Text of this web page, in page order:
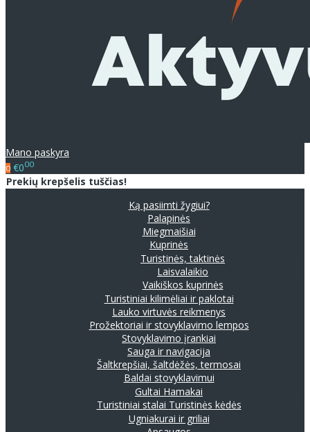
Mano paskyra
0 €000
Prekių krepšelis tuščias!
Ką pasiimti žygiui?
Palapinės
Miegmaišiai
Kuprinės
Turistinės, taktinės
Laisvalaikio
Vaikiškos kuprinės
Turistiniai kilimėliai ir paklotai
Lauko virtuvės reikmenys
Prožektoriai ir stovyklavimo lempos
Stovyklavimo įrankiai
Sauga ir navigacija
Šaltkrepšiai, šaltdėžės, termosai
Baldai stovyklavimui
Gultai Hamakai
Turistiniai stalai Turistinės kėdės
Ugniakurai ir griliai